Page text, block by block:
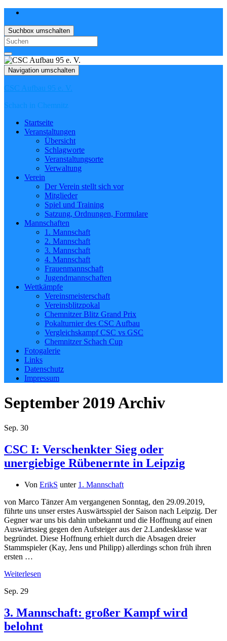
Suchbox umschalten
Search
for:
Navigation umschalten
CSC Aufbau 95 e. V.
Schach in Chemnitz
Startseite
Veranstaltungen
Übersicht
Schlagworte
Veranstaltungsorte
Verwaltung
Verein
Der Verein stellt sich vor
Mitglieder
Spiel und Training
Satzung, Ordnungen, Formulare
Mannschaften
1. Mannschaft
2. Mannschaft
3. Mannschaft
4. Mannschaft
Frauenmannschaft
Jugendmannschaften
Wettkämpfe
Vereinsmeisterschaft
Vereinsblitzpokal
Chemnitzer Blitz Grand Prix
Pokalturnier des CSC Aufbau
Vergleichskampf CSC vs GSC
Chemnitzer Schach Cup
Fotogalerie
Links
Datenschutz
Impressum
September 2019Archiv
Sep. 30
CSC I: Verschenkter Sieg oder
unergiebige Rübenernte in Leipzig
Von ErikS unter 1. Mannschaft
von Marco Tänzer Am vergangenen Sonntag, den 29.09.2019,
führte uns unser erstes Auswärtsspiel der Saison nach Leipzig. Der
Gegner war uns bis dahin unbekannt und die Hoffnung auf einen
Auswärtssieg gegen den Aufsteiger aus der 2.Landesklasse war
begründet. Diese Hoffnung erhielt durch die Absagen dreier
Stammspieler (Kay, Jens und Philipp) allerdings schon früh ihren
ersten …
Weiterlesen
Sep. 29
3. Mannschaft: großer Kampf wird
belohnt